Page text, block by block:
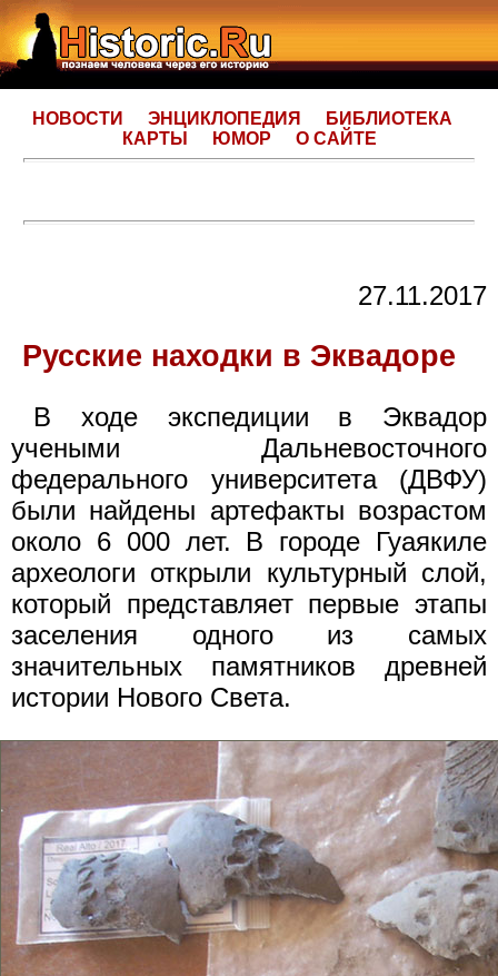
НОВОСТИ ЭНЦИКЛОПЕДИЯ
БИБЛИОТЕКА
КАРТЫ
ЮМОР О САЙТЕ
27.11.2017
Русские находки в Эквадоре
В ходе экспедиции в Эквадор
учеными Дальневосточного
федерального университета (ДВФУ)
были найдены артефакты возрастом
около 6 000 лет. В городе Гуаякиле
археологи открыли культурный слой,
который представляет первые этапы
заселения одного из самых
значительных памятников древней
истории Нового Света.